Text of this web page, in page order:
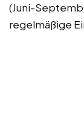
(Juni-
regelmäßige